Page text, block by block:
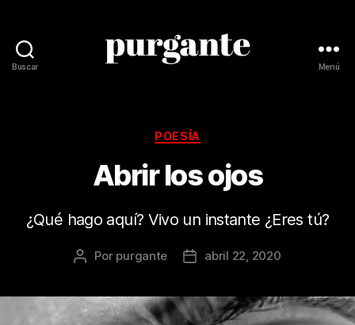
Buscar Menú
Categorías
POESÍA
Abrir los ojos
¿Qué hago aquí? Vivo un instante ¿Eres tú?
Autor
publicación
Por purgante
Fecha
publicación
abril 22, 2020